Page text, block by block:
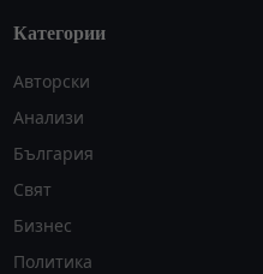
Категории
Авторски
Анализи
България
Свят
Бизнес
Политика